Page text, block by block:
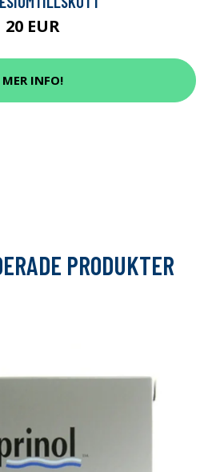
20 EUR
MER INFO!
PRODUKTER